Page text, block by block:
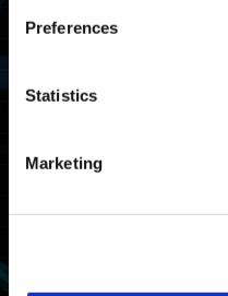
Preferences
Statistics
Marketing
8 de marzo (Vie) a
El equipo de
de guerra!